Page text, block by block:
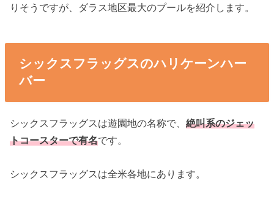
りそうですが、ダラス地区最大のプールを紹介します。
シックスフラッグスのハリケーンハー
バー
シックスフラッグスは遊園地の名称で、絶叫系のジェッ
トコースターで有名です。
シックスフラッグスは全米各地にあります。